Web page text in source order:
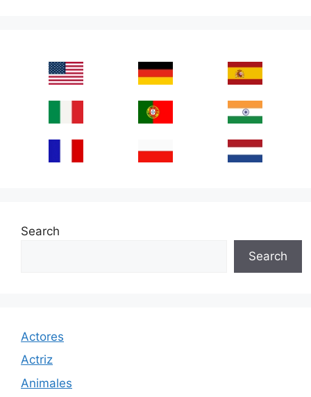
Search
Search
Actores
Actriz
Animales